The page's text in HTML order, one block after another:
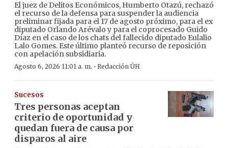
El juez de Delitos Económicos, Humberto Otazú, rechazó
el recurso de la defensa para suspender la audiencia
preliminar fijada para el 17 de agosto próximo, para el ex
diputado Orlando Arévalo y para el coprocesado Guido
Díaz en el caso de los chats del fallecido diputado Eulalio
Lalo Gomes. Este último planteó recurso de reposición
con apelación subsidiaria.
Agosto 6, 2026 11:01 a. m. · Redacción ÚH
Sucesos
Tres personas aceptan
criterio de oportunidad y
quedan fuera de causa por
disparos al aire